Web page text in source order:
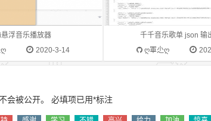
糊背景 飘动音符 默认音
示歌词 几秒弹出4、快速
网易 百度 快速一键添加
#/song?
百度地址：
song/9317725、
浮音乐播放器
ღ
2020-3-14
array(); foreach ($obj as
$arr['title'] = $unit->title;
$unit->author;
>song_id; $arr['pic_radio']
歌单链接地址 管理员设置
内容
千千音乐歌单 json 输
ღ軍尐ღ
会被公开。
必填项已用*标注